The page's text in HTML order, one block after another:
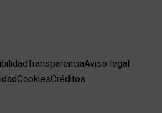
TransparenciaAviso legal
CookiesCréditos